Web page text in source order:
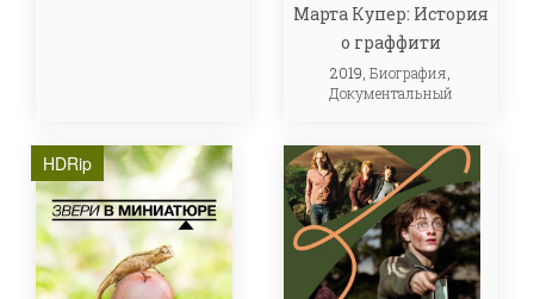
Марта Купер: История
о граффити
2019,Биография
Документальный
HDRip